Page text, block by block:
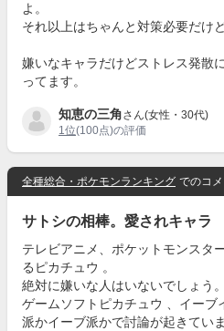
よ。
それ以上はちゃんと対策必要だけ
嫌いなキャラだけどストレス発散
ってます。
知恵の三角さん(女性・30代)
1位(100点)の評価
全種総合・ポケモンランキング でのコ
サトシの相棒。愛されキャラ
テレビアニメ、ポケットモンスタ
るピカチュウ 。
絶対に嫌いな人はいないでしょう
ゲームソフトピカチュウ 、イーブ
派かイーブ派かで討論が起きてい